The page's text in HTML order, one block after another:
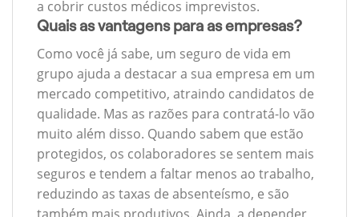
a cobrir custos médicos imprevistos.
Quais as vantagens para as empresas?
Como você já sabe, um seguro de vida em
grupo ajuda a destacar a sua empresa em um
mercado competitivo, atraindo candidatos de
qualidade. Mas as razões para contratá-lo vão
muito além disso. Quando sabem que estão
protegidos, os colaboradores se sentem mais
seguros e tendem a faltar menos ao trabalho,
reduzindo as taxas de absenteísmo, e são